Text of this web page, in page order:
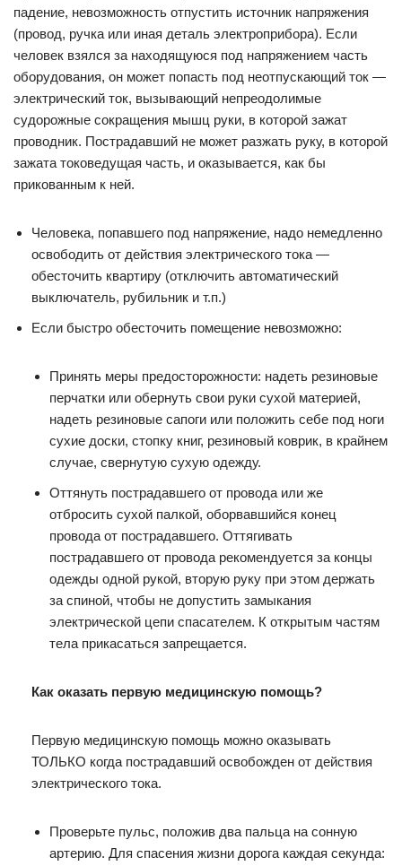
падение, невозможность отпустить источник напряжения
(провод, ручка или иная деталь электроприбора). Если
человек взялся за находящуюся под напряжением часть
оборудования, он может попасть под неотпускающий ток —
электрический ток, вызывающий непреодолимые
судорожные сокращения мышц руки, в которой зажат
проводник. Пострадавший не может разжать руку, в которой
зажата токоведущая часть, и оказывается, как бы
прикованным к ней.
Человека, попавшего под напряжение, надо немедленно
освободить от действия электрического тока —
обесточить квартиру (отключить автоматический
выключатель, рубильник и т.п.)
Если быстро обесточить помещение невозможно:
Принять меры предосторожности: надеть резиновые
перчатки или обернуть свои руки сухой материей,
надеть резиновые сапоги или положить себе под ноги
сухие доски, стопку книг, резиновый коврик, в крайнем
случае, свернутую сухую одежду.
Оттянуть пострадавшего от провода или же
отбросить сухой палкой, оборвавшийся конец
провода от пострадавшего. Оттягивать
пострадавшего от провода рекомендуется за концы
одежды одной рукой, вторую руку при этом держать
за спиной, чтобы не допустить замыкания
электрической цепи спасателем. К открытым частям
тела прикасаться запрещается.
Как оказать первую медицинскую помощь?
Первую медицинскую помощь можно оказывать
ТОЛЬКО когда пострадавший освобожден от действия
электрического тока.
Проверьте пульс, положив два пальца на сонную
артерию. Для спасения жизни дорога каждая секунда: